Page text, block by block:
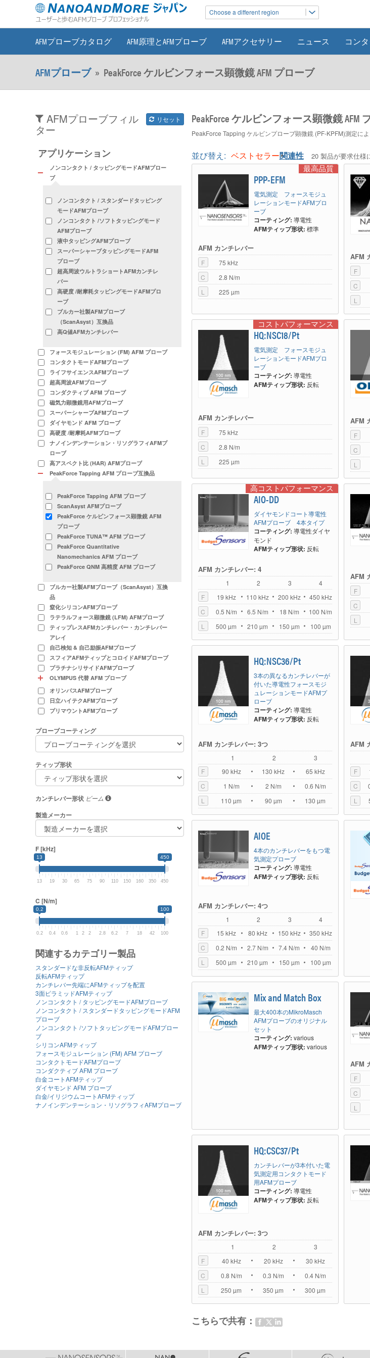
Choose a different region
AFMプローブカタログ AFM原理とAFMプローブ AFMアクセサリー ニュース コン
AFMプローブ» PeakForce ケルビンフォース顕微鏡 AFM プローブ
リセット
AFMプローブフィル
ター
アプリケーション
ノンコンタクト / タッピングモードAFMプロー
ブ
ノンコンタクト / スタンダードタッピング
モードAFMプローブ
ノンコンタクト /ソフトタッピングモード
AFMプローブ
液中タッピングAFMプローブ
スーパーシャープタッピングモードAFM
プローブ
超高周波ウルトラショートAFMカンチレ
バー
高硬度 /耐摩耗タッピングモードAFMプロ
ーブ
ブルカー社製AFMプローブ
（ScanAsyst）互換品
高Q値AFMカンチレバー
フォースモジュレーション (FM) AFM プローブ
コンタクトモードAFMプローブ
ライフサイエンスAFMプローブ
超高周波AFMプローブ
コンダクティブ AFM プローブ
磁気力顕微鏡用AFMプローブ
スーパーシャープAFMプローブ
ダイヤモンド AFM プローブ
高硬度 /耐摩耗AFMプローブ
ナノインデンテーション・リソグラフィAFMプ
ローブ
高アスペクト比 (HAR) AFMプローブ
PeakForce Tapping AFM プローブ互換品
PeakForce Tapping AFM プローブ
ScanAsyst AFMプローブ
PeakForce ケルビンフォース顕微鏡 AFM
プローブ
PeakForce TUNA™ AFM プローブ
PeakForce Quantitative
Nanomechanics AFM プローブ
PeakForce QNM 高精度 AFM プローブ
ブルカー社製AFMプローブ（ScanAsyst）互換
品
窒化シリコンAFMプローブ
ラテラルフォース顕微鏡 (LFM) AFMプローブ
ティップレスAFMカンチレバー・カンチレバー
アレイ
自己検知 & 自己励振AFMプローブ
スフィアAFMティップとコロイドAFMプローブ
プラチナシリサイドAFMプローブ
OLYMPUS 代替 AFM プローブ
オリンパスAFMプローブ
日立ハイテクAFMプローブ
プリマウントAFMプローブ
プローブコーティング
ティップ形状
カンチレバー形状 ビーム
製造メーカー
F [kHz]
13 450
13 19 30 65 75 90 110 150 160 350 450
C [N/m]
0.2 100
0.2 0.4 0.6 1 2 2 2.8 6.2 7 18 42 100
関連するカテゴリー製品
スタンダードな非反転AFMティップ
反転AFMティップ
カンチレバー先端にAFMティップを配置
3面ピラミッドAFMティップ
ノンコンタクト / タッピングモードAFMプローブ
ノンコンタクト / スタンダードタッピングモードAFM
プローブ
ノンコンタクト /ソフトタッピングモードAFMプロー
ブ
シリコンAFMティップ
フォースモジュレーション (FM) AFM プローブ
コンタクトモードAFMプローブ
コンダクティブ AFM プローブ
白金コートAFMティップ
ダイヤモンド AFM プローブ
白金/イリジウムコートAFMティップ
ナノインデンテーション・リソグラフィAFMプローブ
PeakForce ケルビンフォース顕微鏡 AFM
PeakForce Tapping ケルビンプローブ顕微鏡 (PF-KPFM)測定に
並び替え: ベストセラー関連性 20 製品が要求仕様
最高品質
PPP-EFM
電気測定 フォースモジュ
レーションモードAFMプロ
ーブ
コーティング: 導電性
AFMティップ形状: 標準
AFM カンチレバー
F
75 kHz
C
2.8 N/m
L
225 µm
AFM
F
C
L
コストパフォーマンス
HQ:NSC18/Pt
電気測定 フォースモジュ
レーションモードAFMプロ
ーブ
コーティング: 導電性
AFMティップ形状: 反転
AFM カンチレバー
F
75 kHz
C
2.8 N/m
L
225 µm
AFM
F
C
L
高コストパフォーマンス
AIO-DD
ダイヤモンドコート導電性
AFMプローブ 4本タイプ
コーティング: 導電性ダイヤ
モンド
AFMティップ形状: 反転
AFM カンチレバー: 4
1 2 3
4
F
19 kHz 110 kHz 200 kHz
450 kHz
C
0.5 N/m 6.5 N/m 18 N/m
100 N/m
L
500 µm 210 µm 150 µm 100 µm
AFM
F
C
L
HQ:NSC36/Pt
3本の異なるカンチレバーが
付いた導電性フォースモジ
ュレーションモードAFMプ
ローブ
コーティング: 導電性
AFMティップ形状: 反転
AFM カンチレバー: 3つ
1 2
3
F
90 kHz 130 kHz
65 kHz
C
1 N/m 2 N/m
0.6 N/m
L
110 µm 90 µm 130 µm
AFM
F
C
L
AIOE
4本のカンチレバーをもつ電
気測定プローブ
コーティング: 導電性
AFMティップ形状: 反転
AFM カンチレバー: 4つ
1 2 3
4
F
15 kHz 80 kHz 150 kHz
350 kHz
C
0.2 N/m 2.7 N/m 7.4 N/m
40 N/m
L
500 µm 210 µm 150 µm 100 µm
Mix and Match Box
最大400本のMikroMasch
AFMプローブのオリジナル
セット
コーティング: various
AFMティップ形状: various
AFM
F
C
L
HQ:CSC37/Pt
カンチレバーが3本付いた電
気測定用コンタクトモード
用AFMプローブ
コーティング: 導電性
AFMティップ形状: 反転
AFM カンチレバー: 3つ
1 2
3
F
40 kHz 20 kHz
30 kHz
C
0.8 N/m 0.3 N/m
0.4 N/m
L
250 µm 350 µm 300 µm
こちらで共有：